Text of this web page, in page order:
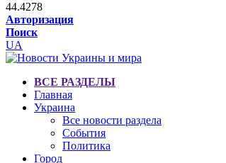
44.4278
Авторизация
Поиск
UA
ВСЕ РАЗДЕЛЫ
Главная
Украина
Все новости раздела
События
Политика
Город